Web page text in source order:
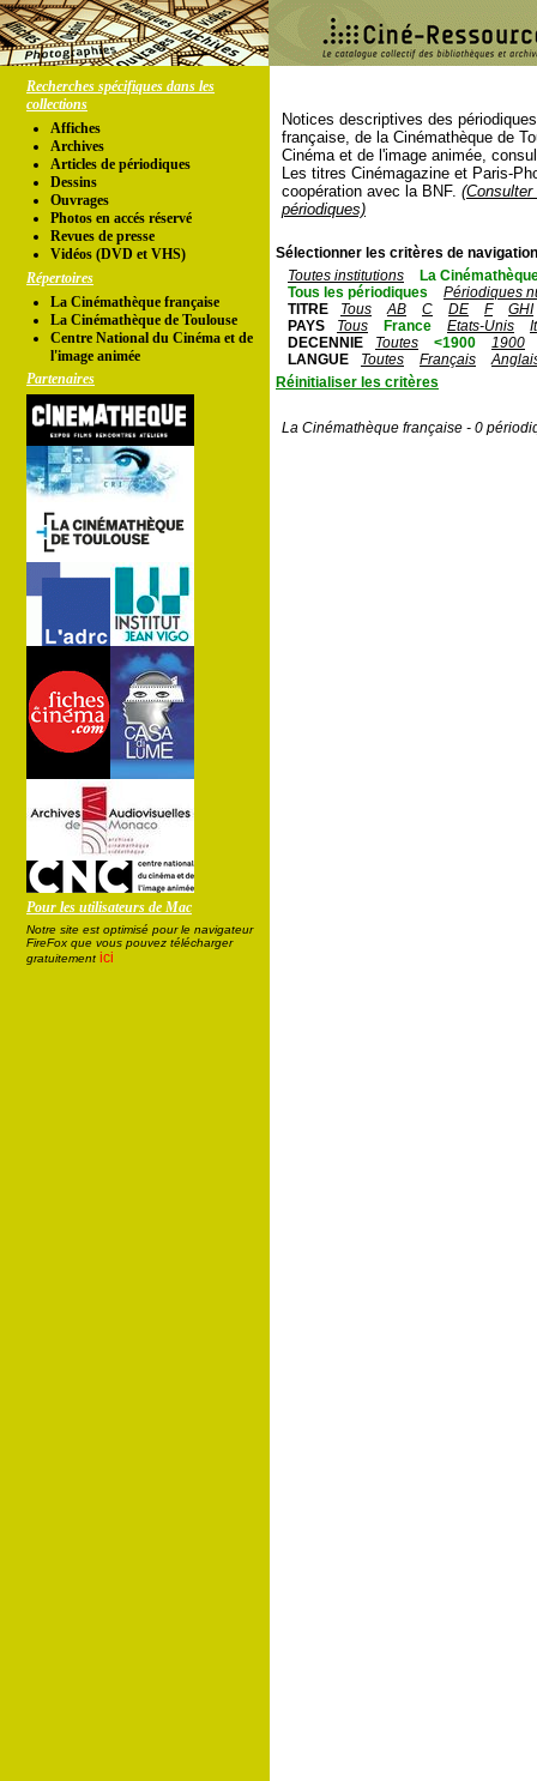
Recherches spécifiques dans les
collections
Affiches
Archives
Articles de périodiques
Dessins
Ouvrages
Photos en accés réservé
Revues de presse
Vidéos (DVD et VHS)
Répertoires
La Cinémathèque française
La Cinémathèque de Toulouse
Centre National du Cinéma et de
l'image animée
Partenaires
Pour les utilisateurs de Mac
Notre site est optimisé pour le navigateur
FireFox que vous pouvez télécharger
gratuitement ici
Notices descriptives des
française, de la Cinémathèque de
Cinéma et de l'image animée,
Les titres Cinémagazine et Paris-
coopération avec la BNF.
périodiques)
Sélectionner les critères de
Toutes institutions
La
Tous les périodiques
Périodiques
TITRE
Tous AB C DE F
GHI
PAYS
Tous France Etats-Unis
DECENNIE
Toutes <1900
1900
LANGUE
Toutes Français
Réinitialiser les critères
La Cinémathèque française - 0